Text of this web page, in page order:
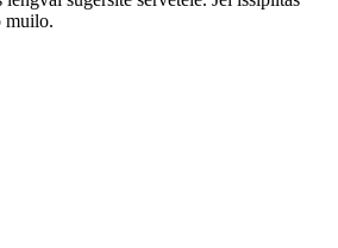
muilo.